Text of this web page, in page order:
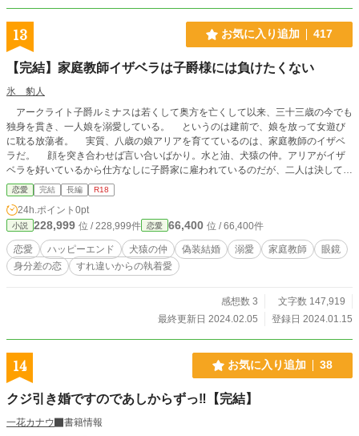
13 お気に入り追加 417
【完結】家庭教師イザベラは子爵様には負けたくない
氷 豹人
アークライト子爵ルミナスは若くして奥方を亡くして以来、三十三歳の今でも
独身を貫き、一人娘を溺愛している。 というのは建前で、娘を放って女遊び
に耽る放蕩者。 実質、八歳の娘アリアを育てているのは、家庭教師のイザベ
ラだ。 顔を突き合わせば言い合いばかり。水と油、犬猿の仲。アリアがイザ
ベラを好いているから仕方なしに子爵家に雇われているのだが、二人は決して歩
み寄ることはない。 しかし、誘拐事件がきっかけで、二人の関係に変化の兆
しが……。 R18には※をしています。
恋愛 完結 長編 R18
24h.ポイント 0pt
小説 228,999 位 / 228,999件 恋愛 66,400 位 / 66,400件
恋愛 ハッピーエンド 犬猿の仲 偽装結婚 溺愛 家庭教師
眼鏡
身分差の恋
すれ違いからの執着愛
感想数 3
文字数 147,919
最終更新日 2024.02.05
登録日 2024.01.15
14 お気に入り追加 38
クジ引き婚ですのであしからずっ‼︎【完結】
一花カナウ
書籍情報